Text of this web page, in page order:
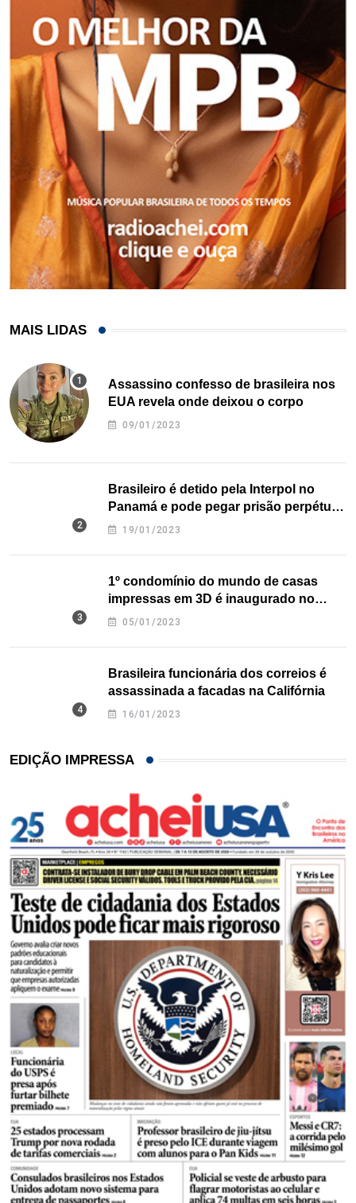
MAIS LIDAS
Assassino confesso de brasileira nos
EUA revela onde deixou o corpo
09/01/2023
Brasileiro é detido pela Interpol no
Panamá e pode pegar prisão perpétua
nos EUA
19/01/2023
1º condomínio do mundo de casas
impressas em 3D é inaugurado no
Texas
05/01/2023
Brasileira funcionária dos correios é
assassinada a facadas na Califórnia
16/01/2023
EDIÇÃO IMPRESSA